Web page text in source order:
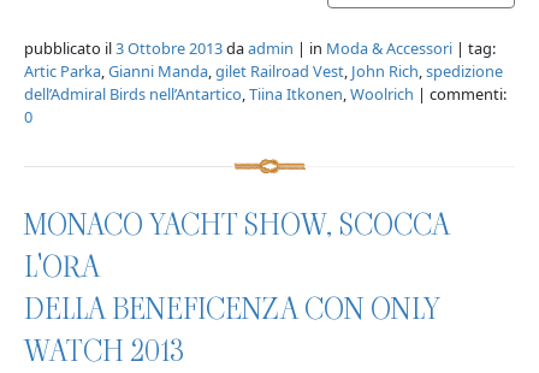
pubblicato il3 Ottobre 2013daadmin | in Moda & Accessori | tag:
Artic Parka,Gianni Manda,gilet Railroad Vest, John Rich,spedizione
dell’Admiral Birds nell’Antartico,Tiina Itkonen,Woolrich | commenti:
0
MONACO YACHT SHOW, SCOCCA
L'ORA
DELLA BENEFICENZA CON ONLY
WATCH 2013